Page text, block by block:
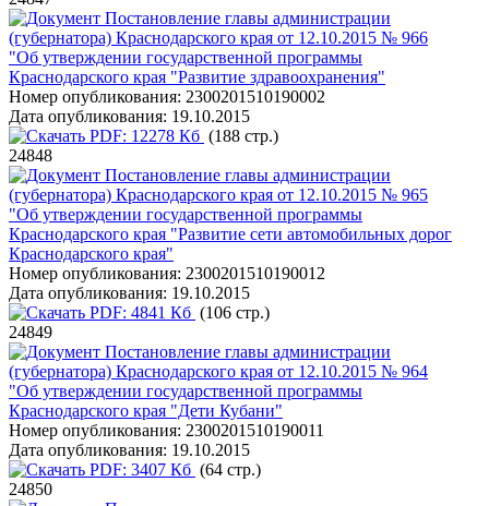
Постановление главы администрации
(губернатора) Краснодарского края от 12.10.2015 № 966
"Об утверждении государственной программы
Краснодарского края "Развитие здравоохранения"
Номер опубликования: 2300201510190002
Дата опубликования: 19.10.2015
PDF: 12278 Кб (188 стр.)
24848
Постановление главы администрации
(губернатора) Краснодарского края от 12.10.2015 № 965
"Об утверждении государственной программы
Краснодарского края "Развитие сети автомобильных дорог
Краснодарского края"
Номер опубликования: 2300201510190012
Дата опубликования: 19.10.2015
PDF: 4841 Кб (106 стр.)
24849
Постановление главы администрации
(губернатора) Краснодарского края от 12.10.2015 № 964
"Об утверждении государственной программы
Краснодарского края "Дети Кубани"
Номер опубликования: 2300201510190011
Дата опубликования: 19.10.2015
PDF: 3407 Кб (64 стр.)
24850